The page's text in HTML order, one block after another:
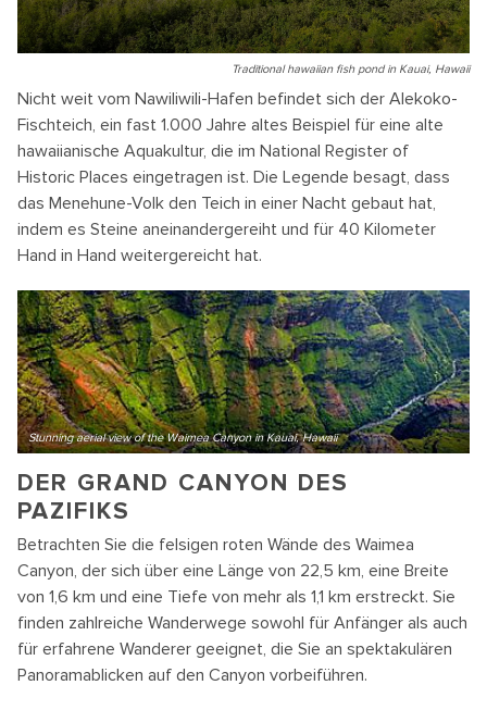
Traditional hawaiian fish pond in Kauai, Hawaii
Nicht weit vom Nawiliwili-Hafen befindet sich der Alekoko-
Fischteich, ein fast 1.000 Jahre altes Beispiel für eine alte
hawaiianische Aquakultur, die im National Register of
Historic Places eingetragen ist. Die Legende besagt, dass
das Menehune-Volk den Teich in einer Nacht gebaut hat,
indem es Steine aneinandergereiht und für 40 Kilometer
Hand in Hand weitergereicht hat.
Stunning aerial view of the Waimea Canyon in Kauai, Hawaii
DER GRAND CANYON DES
PAZIFIKS
Betrachten Sie die felsigen roten Wände des Waimea
Canyon, der sich über eine Länge von 22,5 km, eine Breite
von 1,6 km und eine Tiefe von mehr als 1,1 km erstreckt. Sie
finden zahlreiche Wanderwege sowohl für Anfänger als auch
für erfahrene Wanderer geeignet, die Sie an spektakulären
Panoramablicken auf den Canyon vorbeiführen.